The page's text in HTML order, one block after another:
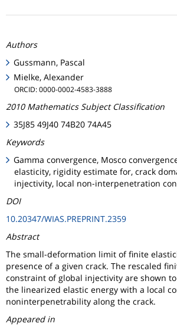
Authors
Gussmann, Pascal
Mielke, Alexander
ORCID: 0000-0002-4583-3888
2010 Mathematics Subject Classification
35J85 49J40 74B20 74A45
Keywords
Gamma convergence, Mosco
elasticity, rigidity estimate for, crack
injectivity, local non-interpenetration
DOI
10.20347/WIAS.PREPRINT.2359
Abstract
The small-deformation limit of finite
presence of a given crack. The rescaled
constraint of global injectivity are shown
the linearized elastic energy with a local
noninterpenetrability along the crack.
Appeared in